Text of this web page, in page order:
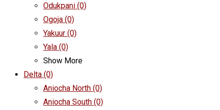
Odukpani (0)
Ogoja (0)
Yakuur (0)
Yala (0)
Show More
Delta (0)
Aniocha North (0)
Aniocha South (0)